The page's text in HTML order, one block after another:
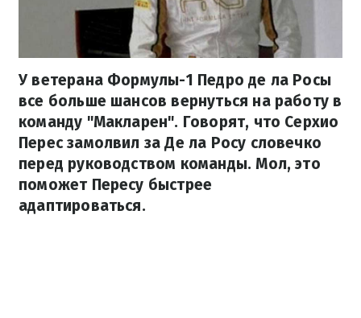
У ветерана Формулы-1 Педро де ла Росы
все больше шансов вернуться на работу в
команду "Макларен". Говорят, что Серхио
Перес замолвил за Де ла Росу словечко
перед руководством команды. Мол, это
поможет Пересу быстрее
адаптироваться.